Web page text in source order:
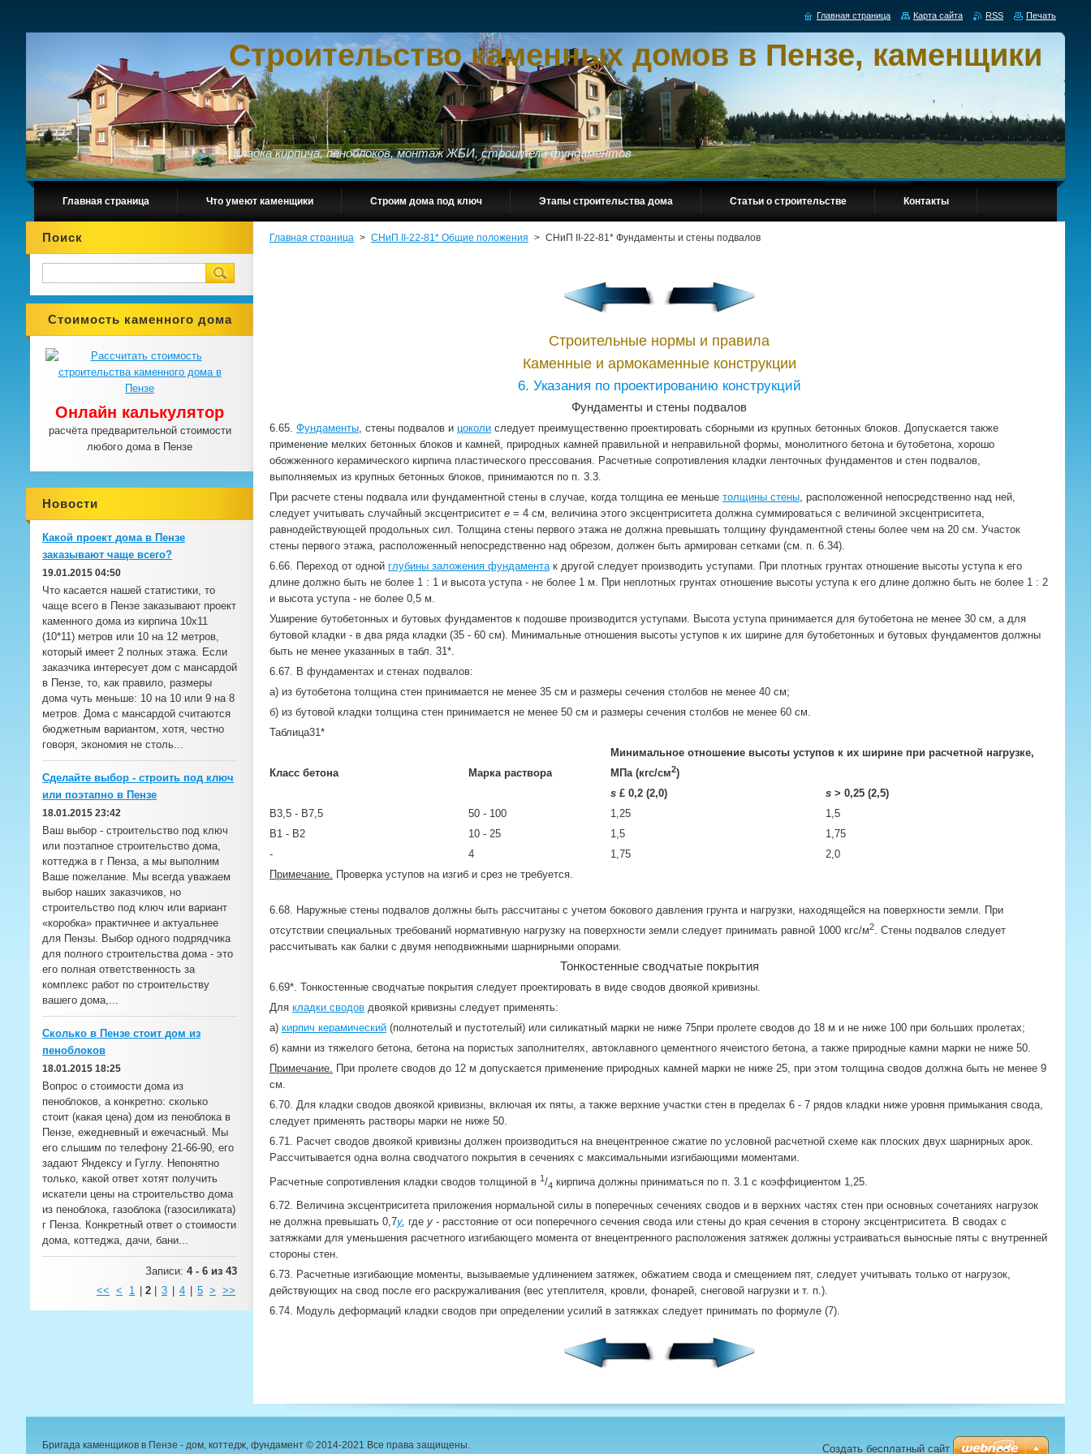
Строительство каменных домов в Пензе, каменщики
Кладка кирпича, пеноблоков, монтаж ЖБИ, строители фундаментов
Главная страница Что умеют каменщики Строим дома под ключ Этапы строительства дома Статьи о строительстве Контакты
Главная страница > СНиП II-22-81* Общие положения > СНиП II-22-81* Фундаменты и стены подвалов
Строительные нормы и правила
Каменные и армокаменные конструкции
6. Указания по проектированию конструкций
Фундаменты и стены подвалов
6.65. Фундаменты, стены подвалов и цоколи следует преимущественно проектировать сборными из крупных бетонных блоков. Допускается также
применение мелких бетонных блоков и камней, природных камней правильной и неправильной формы, монолитного бетона и бутобетона, хорошо
обожженного керамического кирпича пластического прессования. Расчетные сопротивления кладки ленточных фундаментов и стен подвалов,
выполняемых из крупных бетонных блоков, принимаются по п. 3.3.
При расчете стены подвала или фундаментной стены в случае, когда толщина ее меньше толщины стены, расположенной непосредственно над ней,
следует учитывать случайный эксцентриситет е = 4 см, величина этого эксцентриситета должна суммироваться с величиной эксцентриситета,
равнодействующей продольных сил. Толщина стены первого этажа не должна превышать толщину фундаментной стены более чем на 20 см. Участок
стены первого этажа, расположенный непосредственно над обрезом, должен быть армирован сетками (см. п. 6.34).
6.66. Переход от одной глубины заложения фундаментак другой следует производить уступами. При плотных грунтах отношение высоты уступа к его
длине должно быть не более 1 : 1 и высота уступа - не более 1 м. При неплотных грунтах отношение высоты уступа к его длине должно быть не более 1 : 2
и высота уступа - не более 0,5 м.
Уширение бутобетонных и бутовых фундаментов к подошве производится уступами. Высота уступа принимается для бутобетона не менее 30 см, а для
бутовой кладки - в два ряда кладки (35 - 60 см). Минимальные отношения высоты уступов к их ширине для бутобетонных и бутовых фундаментов должны
быть не менее указанных в табл. 31*.
6.67. В фундаментах и стенах подвалов:
а) из бутобетона толщина стен принимается не менее 35 см и размеры сечения столбов не менее 40 см;
б) из бутовой кладки толщина стен принимается не менее 50 см и размеры сечения столбов не менее 60 см.
Таблица31*
Класс бетона Марка раствора
Минимальное отношение высоты уступов к их ширине при расчетной нагрузке,
МПа (кгс/см2)
s £ 0,2 (2,0) s > 0,25 (2,5)
В3,5 - В7,5
50 - 100 1,25
1,5
В1 - В2
10 - 25 1,5
1,75
-
4 1,75
2,0
Примечание. Проверка уступов на изгиб и срез не требуется.
6.68. Наружные стены подвалов должны быть рассчитаны с учетом бокового давления грунта и нагрузки, находящейся на поверхности земли. При
отсутствии специальных требований нормативную нагрузку на поверхности земли следует принимать равной 1000 кгс/м2. Стены подвалов следует
рассчитывать как балки с двумя неподвижными шарнирными опорами.
Тонкостенные сводчатые покрытия
6.69*. Тонкостенные сводчатые покрытия следует проектировать в виде сводов двоякой кривизны.
Для кладки сводов двоякой кривизны следует применять:
а) кирпич керамический (полнотелый и пустотелый) или силикатный марки не ниже 75при пролете сводов до 18 м и не ниже 100 при больших пролетах;
б) камни из тяжелого бетона, бетона на пористых заполнителях, автоклавного цементного ячеистого бетона, а также природные камни марки не ниже 50.
Примечание. При пролете сводов до 12 м допускается применение природных камней марки не ниже 25, при этом толщина сводов должна быть не менее 9
см.
6.70. Для кладки сводов двоякой кривизны, включая их пяты, а также верхние участки стен в пределах 6 - 7 рядов кладки ниже уровня примыкания свода,
следует применять растворы марки не ниже 50.
6.71. Расчет сводов двоякой кривизны должен производиться на внецентренное сжатие по условной расчетной схеме как плоских двух шарнирных арок.
Рассчитывается одна волна сводчатого покрытия в сечениях с максимальными изгибающими моментами.
Расчетные сопротивления кладки сводов толщиной в 1 /4 кирпича должны приниматься по п. 3.1 с коэффициентом 1,25.
6.72. Величина эксцентриситета приложения нормальной силы в поперечных сечениях сводов и в верхних частях стен при основных сочетаниях нагрузок
не должна превышать 0,7у, где у - расстояние от оси поперечного сечения свода или стены до края сечения в сторону эксцентриситета. В сводах с
затяжками для уменьшения расчетного изгибающего момента от внецентренного расположения затяжек должны устраиваться выносные пяты с внутренней
стороны стен.
6.73. Расчетные изгибающие моменты, вызываемые удлинением затяжек, обжатием свода и смещением пят, следует учитывать только от нагрузок,
действующих на свод после его раскружаливания (вес утеплителя, кровли, фонарей, снеговой нагрузки и т. п.).
6.74. Модуль деформаций кладки сводов при определении усилий в затяжках следует принимать по формуле (7).
Поиск
Стоимость каменного дома
Онлайн калькулятор
расчёта предварительной стоимости
любого дома в Пензе
Новости
Какой проект дома в Пензе
заказывают чаще всего?
19.01.2015 04:50
Что касается нашей статистики, то
чаще всего в Пензе заказывают проект
каменного дома из кирпича 10х11
(10*11) метров или 10 на 12 метров,
который имеет 2 полных этажа. Если
заказчика интересует дом с мансардой
в Пензе, то, как правило, размеры
дома чуть меньше: 10 на 10 или 9 на 8
метров. Дома с мансардой считаются
бюджетным вариантом, хотя, честно
говоря, экономия не столь...
Сделайте выбор - строить под ключ
или поэтапно в Пензе
18.01.2015 23:42
Ваш выбор - строительство под ключ
или поэтапное строительство дома,
коттеджа в г Пенза, а мы выполним
Ваше пожелание. Мы всегда уважаем
выбор наших заказчиков, но
строительство под ключ или вариант
«коробка» практичнее и актуальнее
для Пензы. Выбор одного подрядчика
для полного строительства дома - это
его полная ответственность за
комплекс работ по строительству
вашего дома,...
Сколько в Пензе стоит дом из
пеноблоков
18.01.2015 18:25
Вопрос о стоимости дома из
пеноблоков, а конкретно: сколько
стоит (какая цена) дом из пеноблока в
Пензе, ежедневный и ежечасный. Мы
его слышим по телефону 21-66-90, его
задают Яндексу и Гуглу. Непонятно
только, какой ответ хотят получить
искатели цены на строительство дома
из пеноблока, газоблока (газосиликата)
г Пенза. Конкретный ответ о стоимости
дома, коттеджа, дачи, бани...
Записи: 4 - 6 из 43
<< < 1 2 3 4 5 > >>
Бригада каменщиков в Пензе - дом, коттедж, фундамент © 2014-2021 Все права защищены.
Главная страница Карта сайта RSS Печать
Создать бесплатный сайт